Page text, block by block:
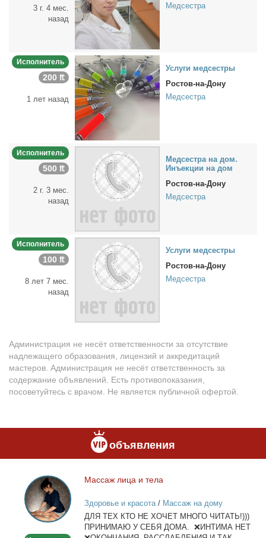
3 г. 4 мес.
назад
Медсестра
Исполнитель
200 ₶
1 лет назад
Услу­ги мед­сест­ры
Ростов-на-Дону
Медсестра
Исполнитель
500 ₶
2 г. 3 мес.
назад
Мед­сест­ра на дом.
Инъ­ек­ции на дом
Ростов-на-Дону
Медсестра
Исполнитель
100 ₶
8 лет 7 мес.
назад
Услу­ги мед­сест­ры
Ростов-на-Дону
Медсестра
Администрация не несёт ответственности за отсутствие
надлежащего образования, лицензий и аккредитаций
мастеров. Администрация не несёт ответственность за
содержание объявлений. Есть противопоказания,
посоветуйтесь с врачом. Не является публичной офертой.
объявления
Массаж
лица
и
тела
Мас­саж ли­ца и те­ла
Здоровье и красота/ Массаж на дому
ДЛЯ ТЕХ КТО НЕ ХОЧЕТ МНОГО ЧИТАТЬ!)))
ПРИНИМАЮ У СЕБЯ ДОМА. ❌ИНТИМА НЕТ